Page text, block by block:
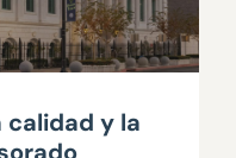
calidad y la